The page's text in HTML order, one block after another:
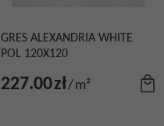
GRES ALEXANDRIA WHITE
POL 120X120
227.00zł/m²